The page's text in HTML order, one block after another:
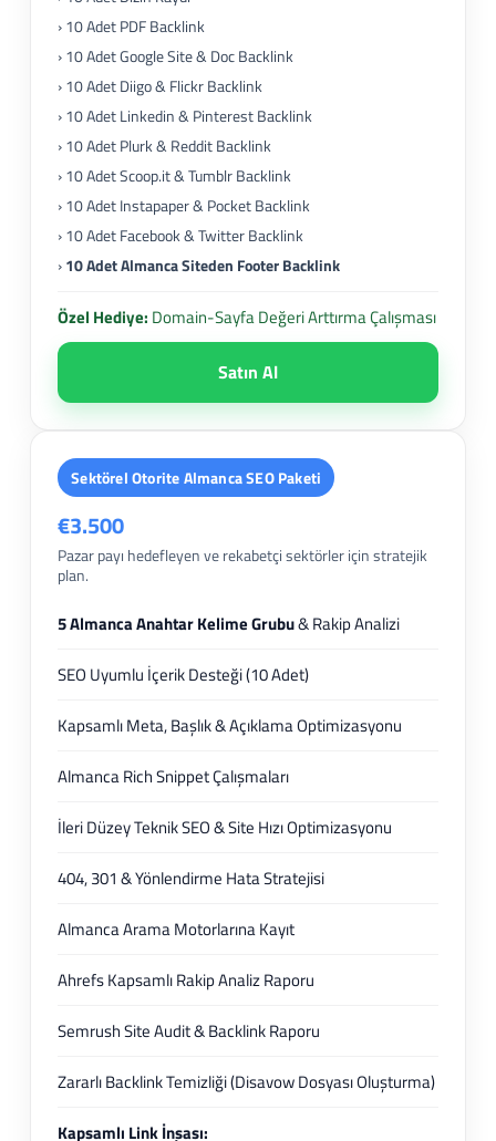
› 10 Adet PDF Backlink
› 10 Adet Google Site & Doc Backlink
› 10 Adet Diigo & Flickr Backlink
› 10 Adet Linkedin & Pinterest Backlink
› 10 Adet Plurk & Reddit Backlink
› 10 Adet Scoop.it & Tumblr Backlink
› 10 Adet Instapaper & Pocket Backlink
› 10 Adet Facebook & Twitter Backlink
›10 Adet Almanca Siteden Footer Backlink
Özel Hediye: Domain-Sayfa Değeri Arttırma Çalışması
Satın Al
Sektörel Otorite Almanca SEO Paketi
€3.500
Pazar payı hedefleyen ve rekabetçi sektörler için stratejik
plan.
5 Almanca Anahtar Kelime Grubu& Rakip Analizi
SEO Uyumlu İçerik Desteği (10 Adet)
Kapsamlı Meta, Başlık & Açıklama Optimizasyonu
Almanca Rich Snippet Çalışmaları
İleri Düzey Teknik SEO & Site Hızı Optimizasyonu
404, 301 & Yönlendirme Hata Stratejisi
Almanca Arama Motorlarına Kayıt
Ahrefs Kapsamlı Rakip Analiz Raporu
Semrush Site Audit & Backlink Raporu
Zararlı Backlink Temizliği (Disavow Dosyası Oluşturma)
Kapsamlı Link İnşası: